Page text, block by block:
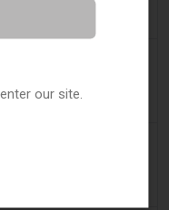
制业务 - AdNews
设计而在网上引发
our site.